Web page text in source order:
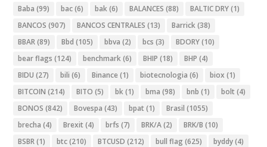
Baba (99) bac(6) bak(6) BALANCES (88) BALTIC DRY(1)
BANCOS (907) BANCOS CENTRALES (13) Barrick(38)
BBAR(89) Bbd (105) bbva (2) bcs (3) BDORY(10)
bear flags (124) benchmark(6) BHIP (18) BHP (4)
BIDU (27) bili (6) Binance (1) biotecnologia (6) biox (1)
BITCOIN (214) BITO (5) bk(1) bma (98) bnb (1) bolt (4)
BONOS (842) Bovespa (43) bpat (1) Brasil (1055)
brecha (4) Brexit (4) brfs (7) BRK/A(2) BRK/B (10)
BSBR(1) btc(210) BTCUSD (212) bull flag (625) byddy(4)